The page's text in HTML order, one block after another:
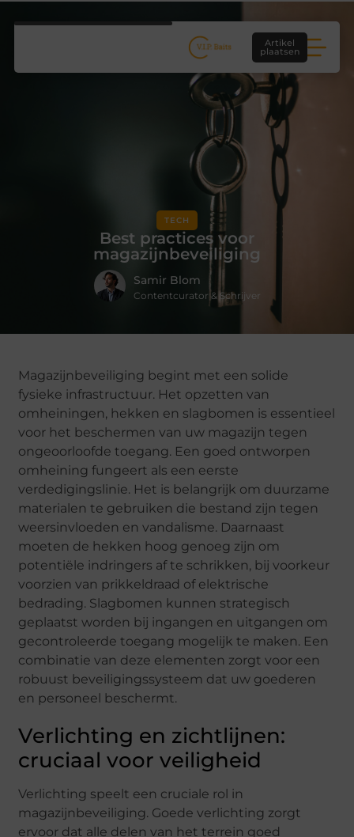
Artikel
plaatsen
TECH
Best practices voor
magazijnbeveiliging
Samir Blom
Contentcurator & Schrijver
Magazijnbeveiliging begint met een solide
fysieke infrastructuur. Het opzetten van
omheiningen, hekken en slagbomen is essentieel
voor het beschermen van uw magazijn tegen
ongeoorloofde toegang. Een goed ontworpen
omheining fungeert als een eerste
verdedigingslinie. Het is belangrijk om duurzame
materialen te gebruiken die bestand zijn tegen
weersinvloeden en vandalisme. Daarnaast
moeten de hekken hoog genoeg zijn om
potentiële indringers af te schrikken, bij voorkeur
voorzien van prikkeldraad of elektrische
bedrading. Slagbomen kunnen strategisch
geplaatst worden bij ingangen en uitgangen om
gecontroleerde toegang mogelijk te maken. Een
combinatie van deze elementen zorgt voor een
robuust beveiligingssysteem dat uw goederen
en personeel beschermt.
Verlichting en zichtlijnen:
cruciaal voor veiligheid
Verlichting speelt een cruciale rol in
magazijnbeveiliging. Goede verlichting zorgt
ervoor dat alle delen van het terrein goed